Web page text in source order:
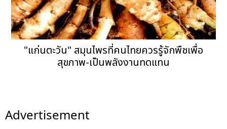
"แก่นตะวัน" สมุนไพรที่คนไทยควรรู้จักพืชเพื่อ
สุขภาพ-เป็นพลังงานทดแทน
Advertisement